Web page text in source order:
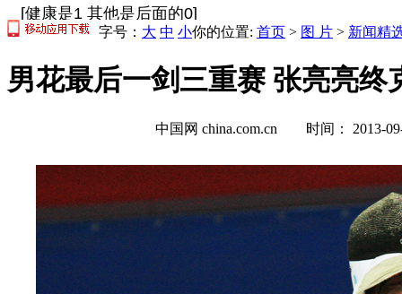
字号： 大 中 小你的位置: 首页 > 图 片 > 新闻精
男花最后一剑三重赛 张亮亮终
中国网 china.com.cn 时间：